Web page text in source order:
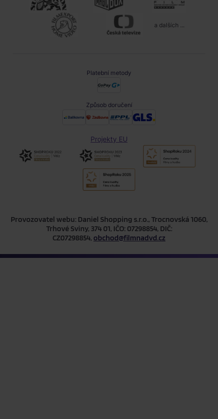
a dalších ...
Platební metody
Způsob doručení
Projekty EU
Provozovatel webu: Daniel Shopping s.r.o., Trocnovská 1060,
Trhové Sviny, 374 01, IČO: 07298854, DIČ:
CZ07298854, obchod@filmnadvd.cz